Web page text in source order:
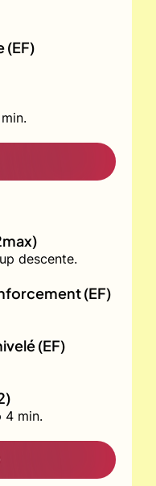
(EF)
descente.
(EF)
(EF)
4 min.